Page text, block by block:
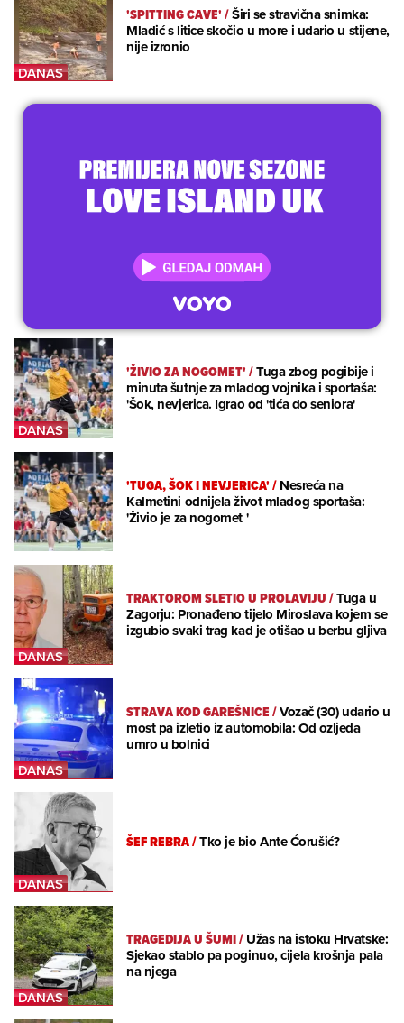
'SPITTING CAVE'/Širi se stravična snimka:
Mladić s litice skočio u more i udario u stijene,
nije izronio
'ŽIVIO ZA NOGOMET'/Tuga zbog pogibije i
minuta šutnje za mladog vojnika i sportaša:
'Šok, nevjerica. Igrao od 'tića do seniora'
'TUGA, ŠOK I NEVJERICA'/Nesreća na
Kalmetini odnijela život mladog sportaša:
'Živio je za nogomet '
TRAKTOROM SLETIO U PROLAVIJU/Tuga u
Zagorju: Pronađeno tijelo Miroslava kojem se
izgubio svaki trag kad je otišao u berbu gljiva
STRAVA KOD GAREŠNICE/Vozač (30) udario u
most pa izletio iz automobila: Od ozljeda
umro u bolnici
ŠEF REBRA/Tko je bio Ante Ćorušić?
TRAGEDIJA U ŠUMI/Užas na istoku Hrvatske:
Sjekao stablo pa poginuo, cijela krošnja pala
na njega